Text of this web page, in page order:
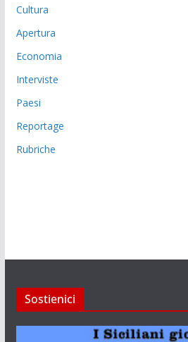
Cultura
Apertura
Economia
Interviste
Paesi
Reportage
Rubriche
Sostienici